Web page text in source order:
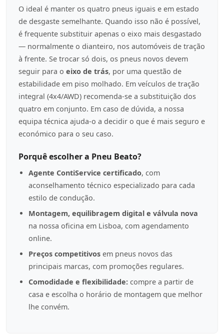
O ideal é manter os quatro pneus iguais e em estado
de desgaste semelhante. Quando isso não é possível,
é frequente substituir apenas o eixo mais desgastado
— normalmente o dianteiro, nos automóveis de tração
à frente. Se trocar só dois, os pneus novos devem
seguir para o eixo de trás, por uma questão de
estabilidade em piso molhado. Em veículos de tração
integral (4x4/AWD) recomenda-se a substituição dos
quatro em conjunto. Em caso de dúvida, a nossa
equipa técnica ajuda-o a decidir o que é mais seguro e
económico para o seu caso.
Porquê escolher a Pneu Beato?
Agente ContiService certificado, com
aconselhamento técnico especializado para cada
estilo de condução.
Montagem, equilibragem digital e válvula nova
na nossa oficina em Lisboa, com agendamento
online.
Preços competitivos em pneus novos das
principais marcas, com promoções regulares.
Comodidade e flexibilidade: compre a partir de
casa e escolha o horário de montagem que melhor
lhe convém.